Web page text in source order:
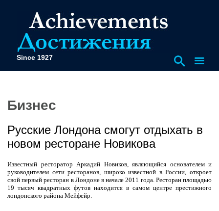
Since 1927
Бизнес
Русские Лондона смогут отдыхать в
новом ресторане Новикова
Известный ресторатор Аркадий Новиков, являющийся основателем и
руководителем сети ресторанов, широко известной в России, откроет
свой первый ресторан в Лондоне в начале 2011 года. Ресторан площадью
19 тысяч квадратных футов находится в самом центре престижного
лондонского района Мейфейр.